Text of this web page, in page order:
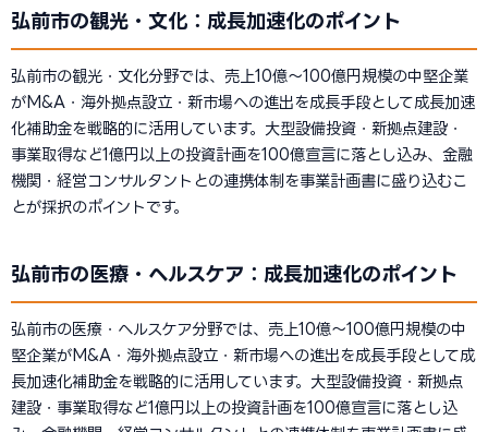
弘前市の観光・文化：成長加速化のポイント
弘前市の観光・文化分野では、売上10億〜100億円規模の中堅企業
がM&A・海外拠点設立・新市場への進出を成長手段として成長加速
化補助金を戦略的に活用しています。大型設備投資・新拠点建設・
事業取得など1億円以上の投資計画を100億宣言に落とし込み、金融
機関・経営コンサルタントとの連携体制を事業計画書に盛り込むこ
とが採択のポイントです。
弘前市の医療・ヘルスケア：成長加速化のポイント
弘前市の医療・ヘルスケア分野では、売上10億〜100億円規模の中
堅企業がM&A・海外拠点設立・新市場への進出を成長手段として成
長加速化補助金を戦略的に活用しています。大型設備投資・新拠点
建設・事業取得など1億円以上の投資計画を100億宣言に落とし込